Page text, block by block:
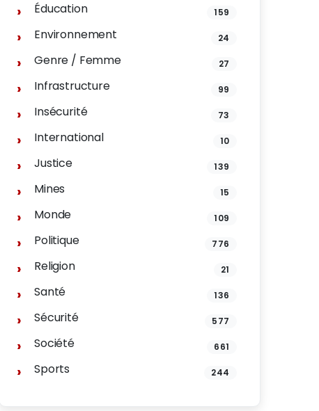
Éducation 159
Environnement 24
Genre / Femme 27
Infrastructure 99
Insécurité 73
International 10
Justice 139
Mines 15
Monde 109
Politique 776
Religion 21
Santé 136
Sécurité 577
Société 661
Sports 244